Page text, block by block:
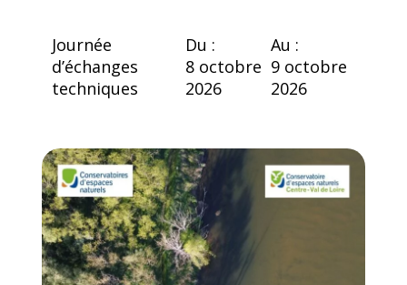
Journée
d’échanges
techniques
Du :
8 octobre
2026
Au :
9 octobre
2026